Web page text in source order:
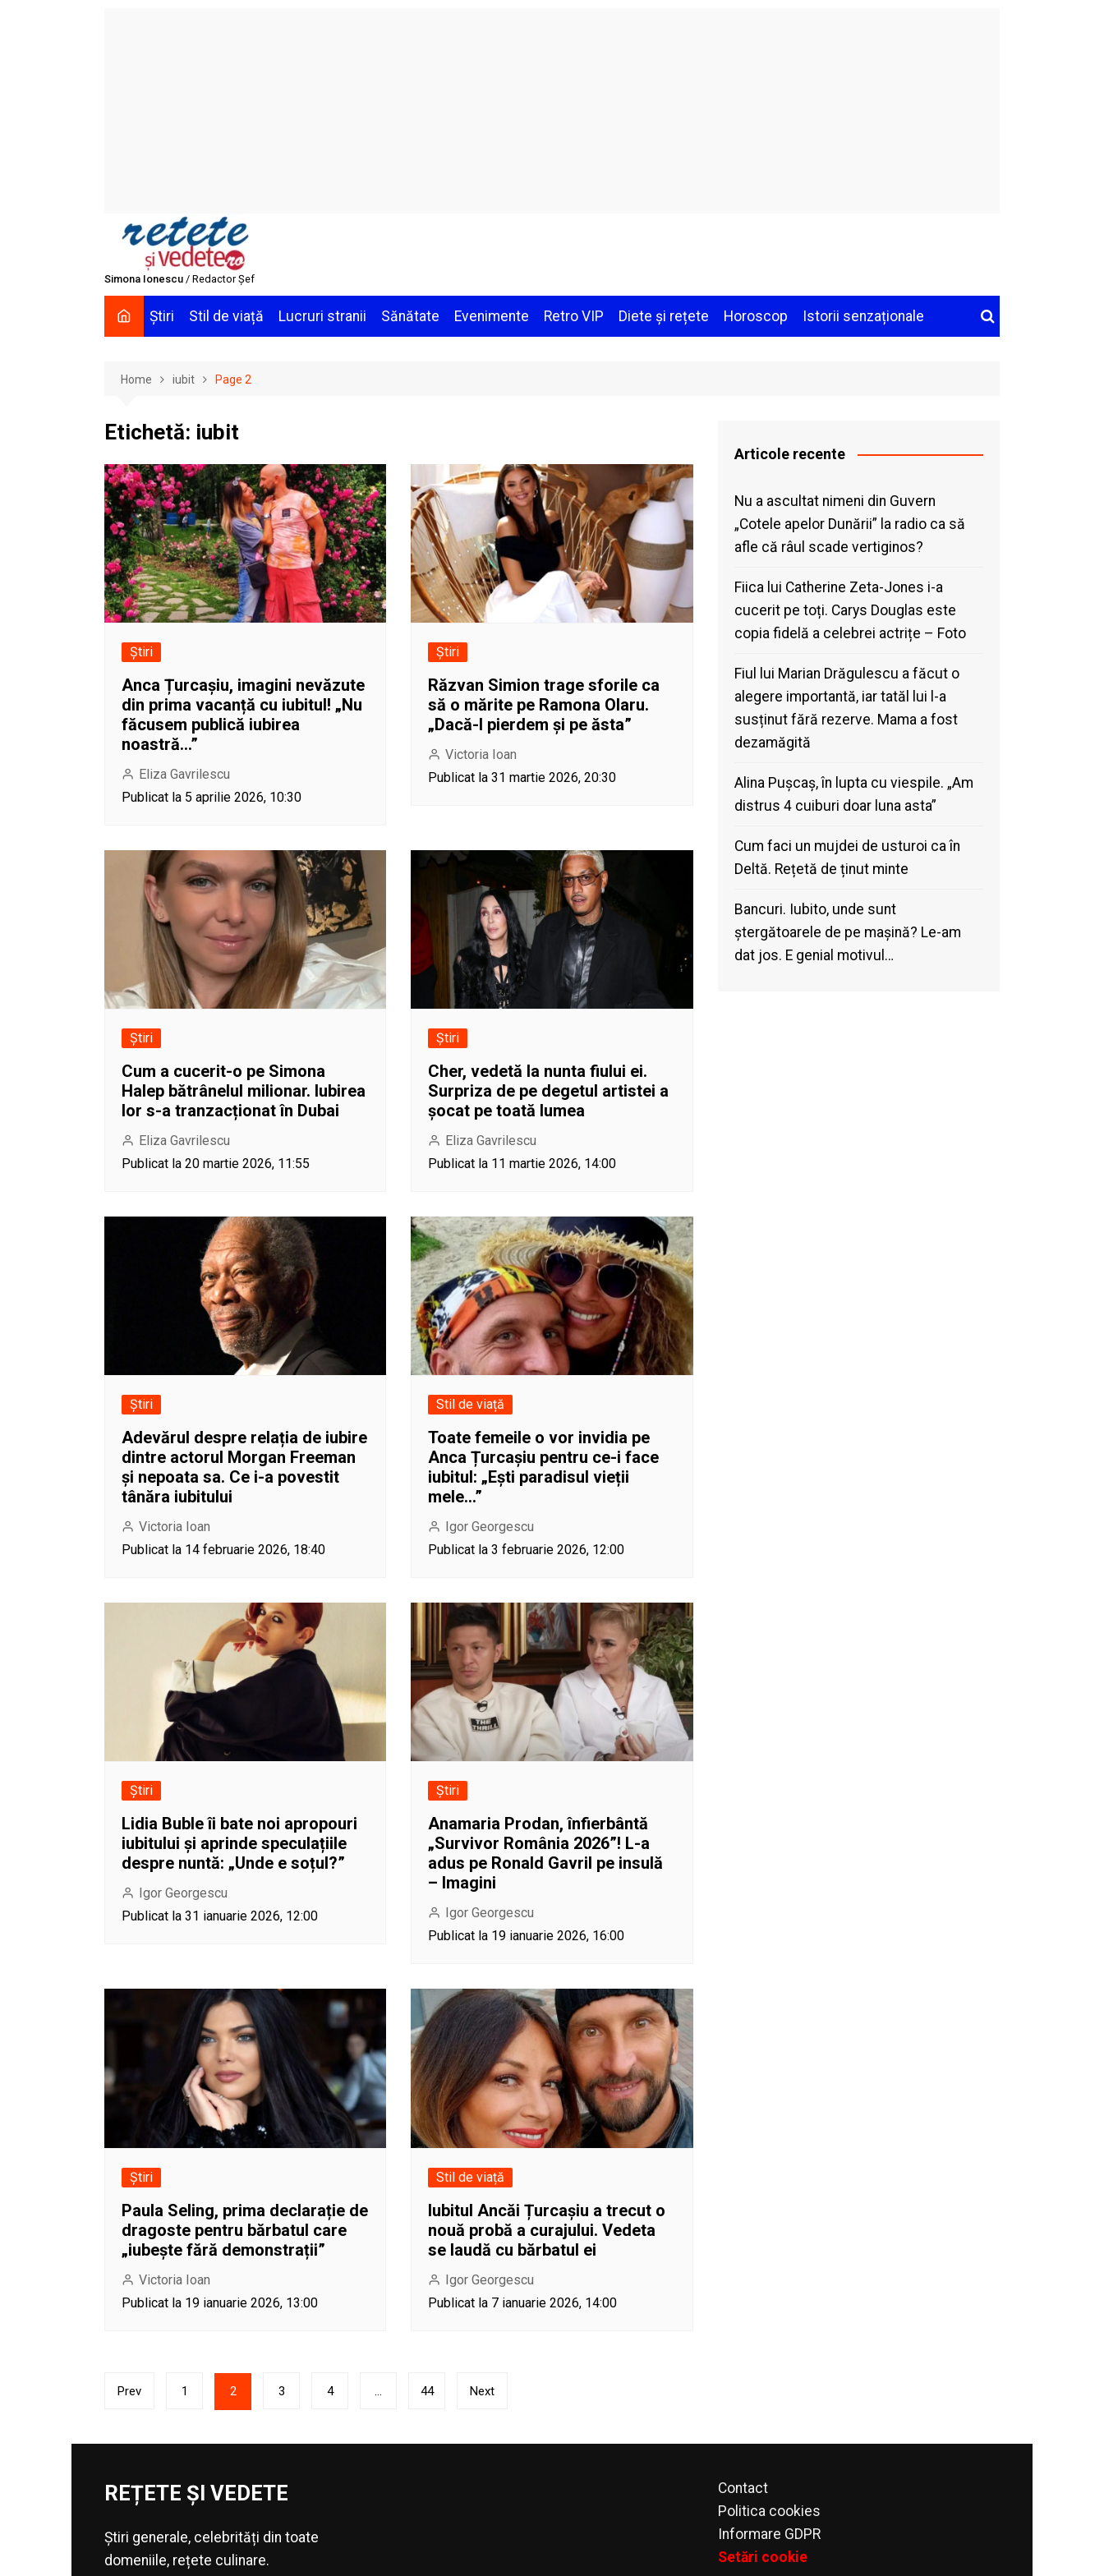
Simona Ionescu / Redactor Șef
Știri Stil de viață Lucruri stranii Sănătate Evenimente Retro VIP Diete și rețete Horoscop Istorii senzaționale
Home iubit Page 2
Etichetă: iubit
Știri
Anca Țurcașiu, imagini nevăzute
din prima vacanță cu iubitul! „Nu
făcusem publică iubirea
noastră…”
Eliza Gavrilescu
Publicat la 5 aprilie 2026, 10:30
Știri
Răzvan Simion trage sforile ca
să o mărite pe Ramona Olaru.
„Dacă-l pierdem și pe ăsta”
Victoria Ioan
Publicat la 31 martie 2026, 20:30
Știri
Cum a cucerit-o pe Simona
Halep bătrânelul milionar. Iubirea
lor s-a tranzacționat în Dubai
Eliza Gavrilescu
Publicat la 20 martie 2026, 11:55
Știri
Cher, vedetă la nunta fiului ei.
Surpriza de pe degetul artistei a
șocat pe toată lumea
Eliza Gavrilescu
Publicat la 11 martie 2026, 14:00
Știri
Adevărul despre relația de iubire
dintre actorul Morgan Freeman
și nepoata sa. Ce i-a povestit
tânăra iubitului
Victoria Ioan
Publicat la 14 februarie 2026, 18:40
Stil de viață
Toate femeile o vor invidia pe
Anca Țurcașiu pentru ce-i face
iubitul: „Ești paradisul vieții
mele…”
Igor Georgescu
Publicat la 3 februarie 2026, 12:00
Știri
Lidia Buble îi bate noi apropouri
iubitului și aprinde speculațiile
despre nuntă: „Unde e soțul?”
Igor Georgescu
Publicat la 31 ianuarie 2026, 12:00
Știri
Anamaria Prodan, înfierbântă
„Survivor România 2026”! L-a
adus pe Ronald Gavril pe insulă
– Imagini
Igor Georgescu
Publicat la 19 ianuarie 2026, 16:00
Știri
Paula Seling, prima declarație de
dragoste pentru bărbatul care
„iubește fără demonstrații”
Victoria Ioan
Publicat la 19 ianuarie 2026, 13:00
Stil de viață
Iubitul Ancăi Țurcașiu a trecut o
nouă probă a curajului. Vedeta
se laudă cu bărbatul ei
Igor Georgescu
Publicat la 7 ianuarie 2026, 14:00
Paginație
Prev 1 2 3 4 44 Next
Articole recente
Nu a ascultat nimeni din Guvern
„Cotele apelor Dunării” la radio ca să
afle că râul scade vertiginos?
Fiica lui Catherine Zeta-Jones i-a
cucerit pe toți. Carys Douglas este
copia fidelă a celebrei actrițe – Foto
Fiul lui Marian Drăgulescu a făcut o
alegere importantă, iar tatăl lui l-a
susținut fără rezerve. Mama a fost
dezamăgită
Alina Pușcaș, în lupta cu viespile. „Am
distrus 4 cuiburi doar luna asta”
Cum faci un mujdei de usturoi ca în
Deltă. Rețetă de ținut minte
Bancuri. Iubito, unde sunt
ștergătoarele de pe mașină? Le-am
dat jos. E genial motivul…
REȚETE ȘI VEDETE
Știri generale, celebrități din toate
domeniile, rețete culinare.
Contact
Politica cookies
Informare GDPR
Setări cookie